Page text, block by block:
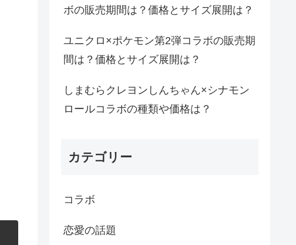
ボの販売期間は？価格とサイズ展開は？
ユニクロ×ポケモン第2弾コラボの販売期
間は？価格とサイズ展開は？
しまむらクレヨンしんちゃん×シナモン
ロールコラボの種類や価格は？
カテゴリー
コラボ
恋愛の話題